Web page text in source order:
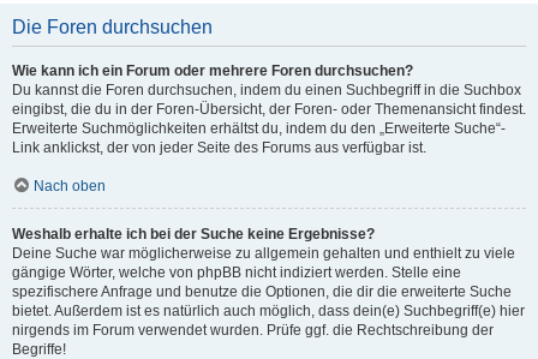
Die Foren durchsuchen
Wie kann ich ein Forum oder mehrere Foren durchsuchen?
Du kannst die Foren durchsuchen, indem du einen Suchbegriff in die Suchbox
eingibst, die du in der Foren-Übersicht, der Foren- oder Themenansicht findest.
Erweiterte Suchmöglichkeiten erhältst du, indem du den „Erweiterte Suche“-
Link anklickst, der von jeder Seite des Forums aus verfügbar ist.
Nach oben
Weshalb erhalte ich bei der Suche keine Ergebnisse?
Deine Suche war möglicherweise zu allgemein gehalten und enthielt zu viele
gängige Wörter, welche von phpBB nicht indiziert werden. Stelle eine
spezifischere Anfrage und benutze die Optionen, die dir die erweiterte Suche
bietet. Außerdem ist es natürlich auch möglich, dass dein(e) Suchbegriff(e) hier
nirgends im Forum verwendet wurden. Prüfe ggf. die Rechtschreibung der
Begriffe!